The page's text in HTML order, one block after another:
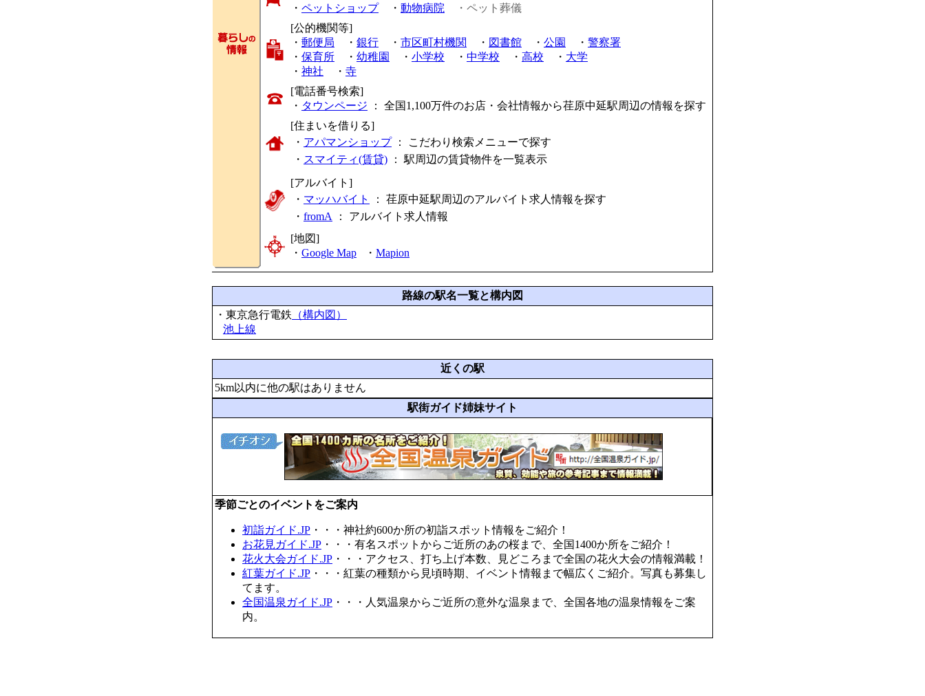
・ ペットショップ・ 動物病院
・ペット葬儀
[公的機関等]
・ 郵便局 ・ 銀行 ・ 市区町村機関 ・ 図書館 ・ 公園 ・ 警察署
・ 保育所 ・ 幼稚園 ・ 小学校 ・ 中学校 ・ 高校 ・ 大学
・ 神社 ・ 寺
[電話番号検索]
・ タウンページ ： 全国1,100万件のお店・会社情報から荏原中延駅周辺の情報を探す
[住まいを借りる]
・ アパマンショップ： こだわり検索メニューで探す
・ スマイティ(賃貸) ： 駅周辺の賃貸物件を一覧表示
[アルバイト]
・ マッハバイト
： 荏原中延駅周辺のアルバイト求人情報を探す
・ fromA ： アルバイト求人情報
[地図]
・ Google Map ・ Mapion
路線の駅名一覧と構内図
・東京急行電鉄 （構内図）
池上線
近くの駅
5km以内に他の駅はありません
駅街ガイド姉妹サイト
季節ごとのイベントをご案内
初詣ガイド.JP ・・・神社約600か所の初詣スポット情報をご紹介！
お花見ガイド.JP ・・・有名スポットからご近所のあの桜まで、全国1400か所をご紹介！
花火大会ガイド.JP ・・・アクセス、打ち上げ本数、見どころまで全国の花火大会の情報満載！
紅葉ガイド.JP ・・・紅葉の種類から見頃時期、イベント情報まで幅広くご紹介。写真も募集し
てます。
全国温泉ガイド.JP ・・・人気温泉からご近所の意外な温泉まで、全国各地の温泉情報をご案
内。